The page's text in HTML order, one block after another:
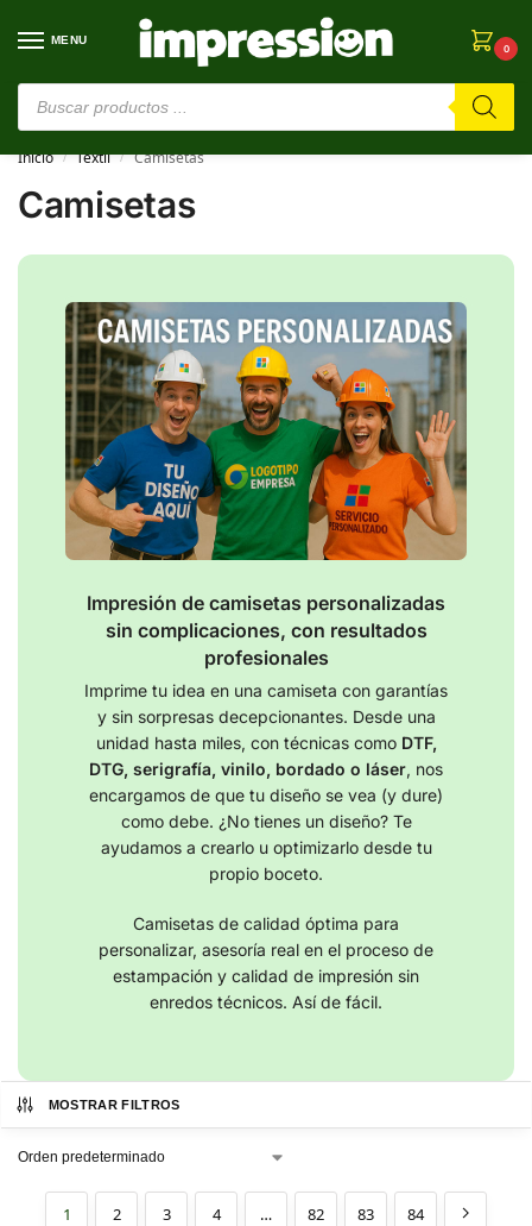
MENU
0
⚠️ Estamos en pruebas. Si algo falla, ¡Perdón!⚠️
Inicio / Textil / Camisetas
Camisetas
Impresión de camisetas personalizadas
sin complicaciones, con resultados
profesionales
Imprime tu idea en una camiseta con garantías
y sin sorpresas decepcionantes. Desde una
unidad hasta miles, con técnicas como DTF,
DTG, serigrafía, vinilo, bordado o láser, nos
encargamos de que tu diseño se vea (y dure)
como debe. ¿No tienes un diseño? Te
ayudamos a crearlo u optimizarlo desde tu
propio boceto.
Camisetas de calidad óptima para
personalizar, asesoría real en el proceso de
estampación y calidad de impresión sin
enredos técnicos. Así de fácil.
MOSTRAR FILTROS
1 2 3 4 … 82 83 84